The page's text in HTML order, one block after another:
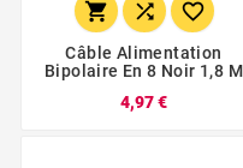
  
Câble Alimentation
Bipolaire En 8 Noir 1,8 M
4,97 €